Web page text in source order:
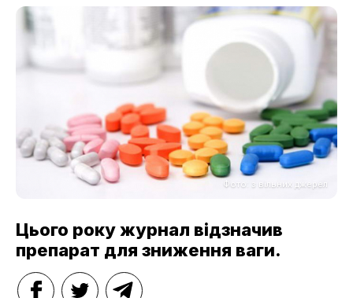
Фото: з вільних джерел
Цього року журнал відзначив
препарат для зниження ваги.